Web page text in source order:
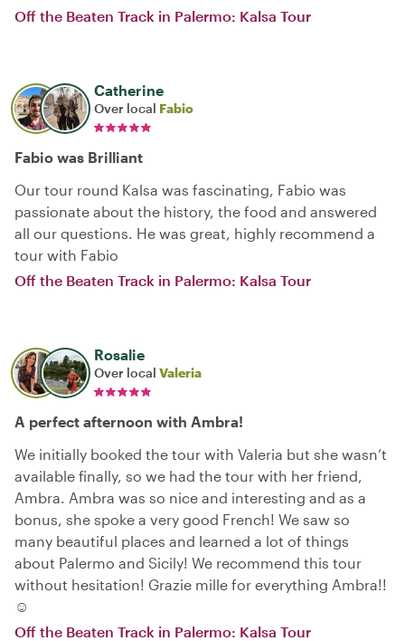
Off the Beaten Track in Palermo: Kalsa Tour
Catherine
Over local Fabio
Fabio was Brilliant
Our tour round Kalsa was fascinating, Fabio was
passionate about the history, the food and answered
all our questions. He was great, highly recommend a
tour with Fabio
Off the Beaten Track in Palermo: Kalsa Tour
Rosalie
Over local Valeria
A perfect afternoon with Ambra!
We initially booked the tour with Valeria but she wasn’t
available finally, so we had the tour with her friend,
Ambra. Ambra was so nice and interesting and as a
bonus, she spoke a very good French! We saw so
many beautiful places and learned a lot of things
about Palermo and Sicily! We recommend this tour
without hesitation! Grazie mille for everything Ambra!!
☺️
Off the Beaten Track in Palermo: Kalsa Tour